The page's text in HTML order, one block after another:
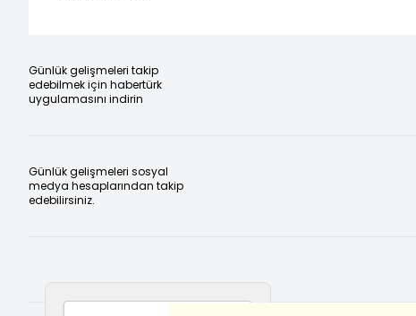
Günlük gelişmeleri takip
edebilmek için habertürk
uygulamasını indirin
Günlük gelişmeleri sosyal
medya hesaplarından takip
edebilirsiniz.